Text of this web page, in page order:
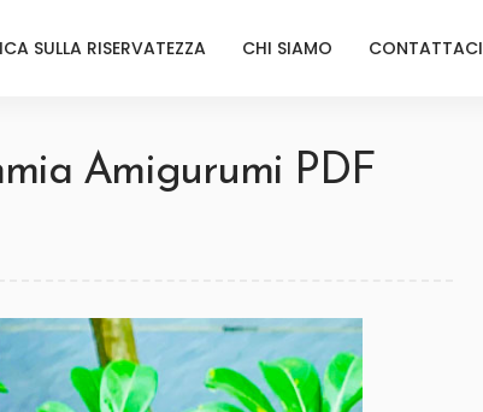
SULLA RISERVATEZZA CHI SIAMO CONTATTACI
Amigurumi PDF